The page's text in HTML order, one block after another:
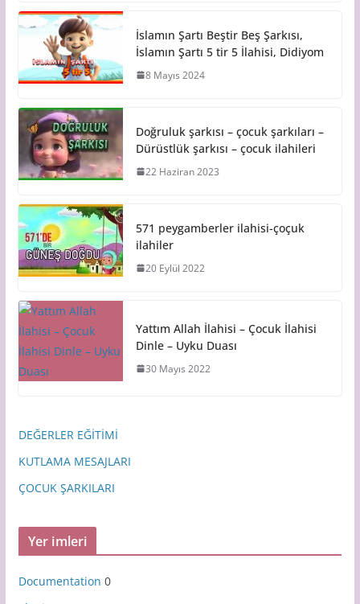
İslamın Şartı Beştir Beş Şarkısı,
İslamın Şartı 5 tir 5 İlahisi, Didiyom
8 Mayıs 2024
Doğruluk şarkısı – çocuk şarkıları –
Dürüstlük şarkısı – çocuk ilahileri
22 Haziran 2023
571 peygamberler ilahisi-çoçuk
ilahiler
20 Eylül 2022
Yattım Allah İlahisi – Çocuk İlahisi
Dinle – Uyku Duası
30 Mayıs 2022
DEĞERLER EĞİTİMİ
KUTLAMA MESAJLARI
ÇOCUK ŞARKILARI
Yer imleri
Documentation 0